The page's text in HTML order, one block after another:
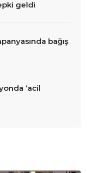
geldi
bağış
‘acil